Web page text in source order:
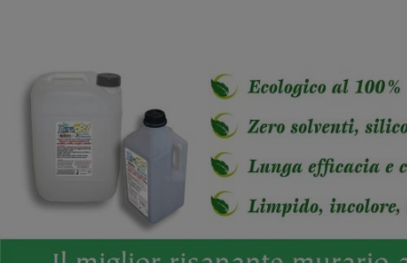
Il
risanante
umidi
attualmente
commercio